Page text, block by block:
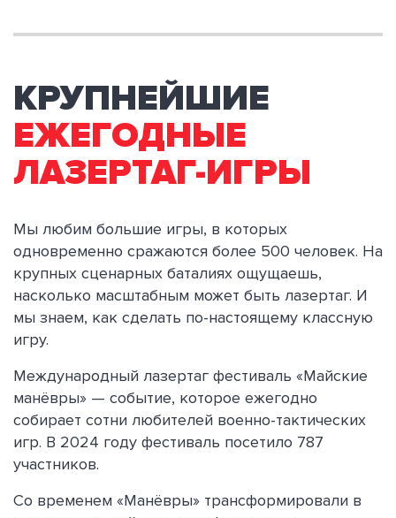
КРУПНЕЙШИЕ
ЕЖЕГОДНЫЕ
ЛАЗЕРТАГ-ИГРЫ
Мы любим большие игры, в которых
одновременно сражаются более 500 человек. На
крупных сценарных баталиях ощущаешь,
насколько масштабным может быть лазертаг. И
мы знаем, как сделать по-настоящему классную
игру.
Международный лазертаг фестиваль «Майские
манёвры» — событие, которое ежегодно
собирает сотни любителей военно-тактических
игр. В 2024 году фестиваль посетило 787
участников.
Со временем «Манёвры» трансформировали в